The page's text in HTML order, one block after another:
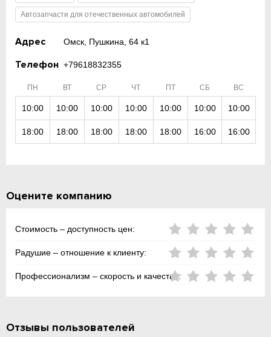
Автозапчасти для отечественных автомобилей
Адрес Омск, Пушкина, 64 к1
Телефон +79618832355
ПН ВТ СР ЧТ ПТ СБ ВС
10:00 10:00 10:00 10:00 10:00 10:00 10:00
18:00 18:00 18:00 18:00 18:00 16:00 16:00
Оцените компанию
Стоимость – доступность цен:
Радушие – отношение к клиенту:
Профессионализм – скорость и качество:
Отзывы пользователей